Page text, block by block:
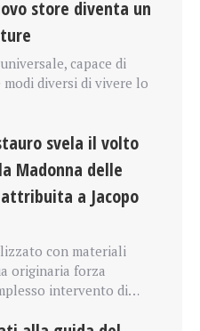
store diventa un
capace di
diversi di vivere lo
svela il volto
Madonna delle
a Jacopo
con materiali
originaria forza
intervento di…